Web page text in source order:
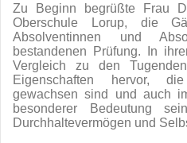
Zu Beginn begrüßte Frau
Oberschule Lorup, die
Absolventinnen und
bestandenen Prüfung. In
Vergleich zu den
Eigenschaften hervor,
gewachsen sind und auch
besonderer Bedeutung
Durchhaltevermögen und